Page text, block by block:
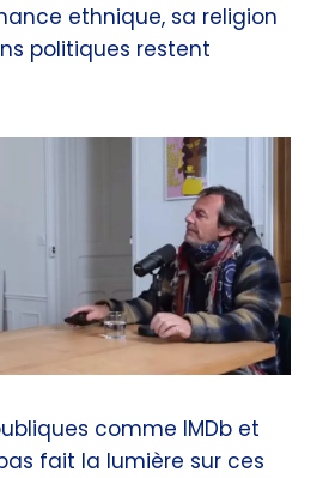
ethnique, sa religion
politiques restent
comme IMDb et
fait la lumière sur ces